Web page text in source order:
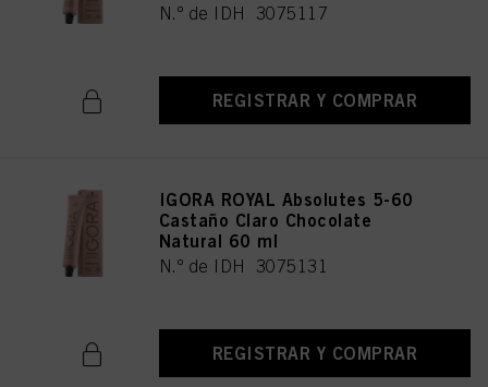
N.º de IDH 3075117
REGISTRAR Y COMPRAR
IGORA ROYAL Absolutes 5-60
Castaño Claro Chocolate
Natural 60 ml
N.º de IDH 3075131
REGISTRAR Y COMPRAR